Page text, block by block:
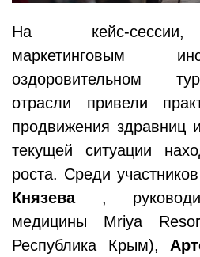
На кейс-сессии,
маркетинговым
оздоровительном
отрасли привели
продвижения здравниц
текущей ситуации
роста. Среди
Князева,
медицины Mriya
Республика Крым),